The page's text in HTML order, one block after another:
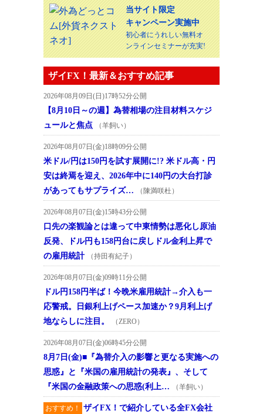
当サイト限定
キャンペーン実施中
初心者にうれしい無料オ
ンラインセミナーが充実!
ザイFX！最新＆おすすめ記事
2026年08月09日(日)17時52分公開
【8月10日～の週】為替相場の注目材料スケジ
ュールと焦点
（羊飼い）
2026年08月07日(金)18時09分公開
米ドル/円は150円を試す展開に!? 米ドル高・円
安は終焉を迎え、2026年中に140円の大台打診
があってもサプライズ…
（陳満咲杜）
2026年08月07日(金)15時43分公開
口先の楽観論とは違って中東情勢は悪化し原油
反発、ドル円も158円台に戻しドル金利上昇で
の雇用統計
（持田有紀子）
2026年08月07日(金)09時11分公開
ドル円158円半ば！今晩米雇用統計→介入も一
応警戒。日銀利上げペース加速か？9月利上げ
地ならしに注目。
（ZERO）
2026年08月07日(金)06時45分公開
8月7日(金)■『為替介入の影響と更なる実施への
思惑』と『米国の雇用統計の発表』、そして
『米国の金融政策への思惑(利上…
（羊飼い）
おすすめ！ ザイFX！で紹介している全FX会社